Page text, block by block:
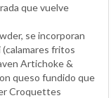
que vuelve
se incorporan
fritos
Artichoke &
queso fundido que
Croquettes